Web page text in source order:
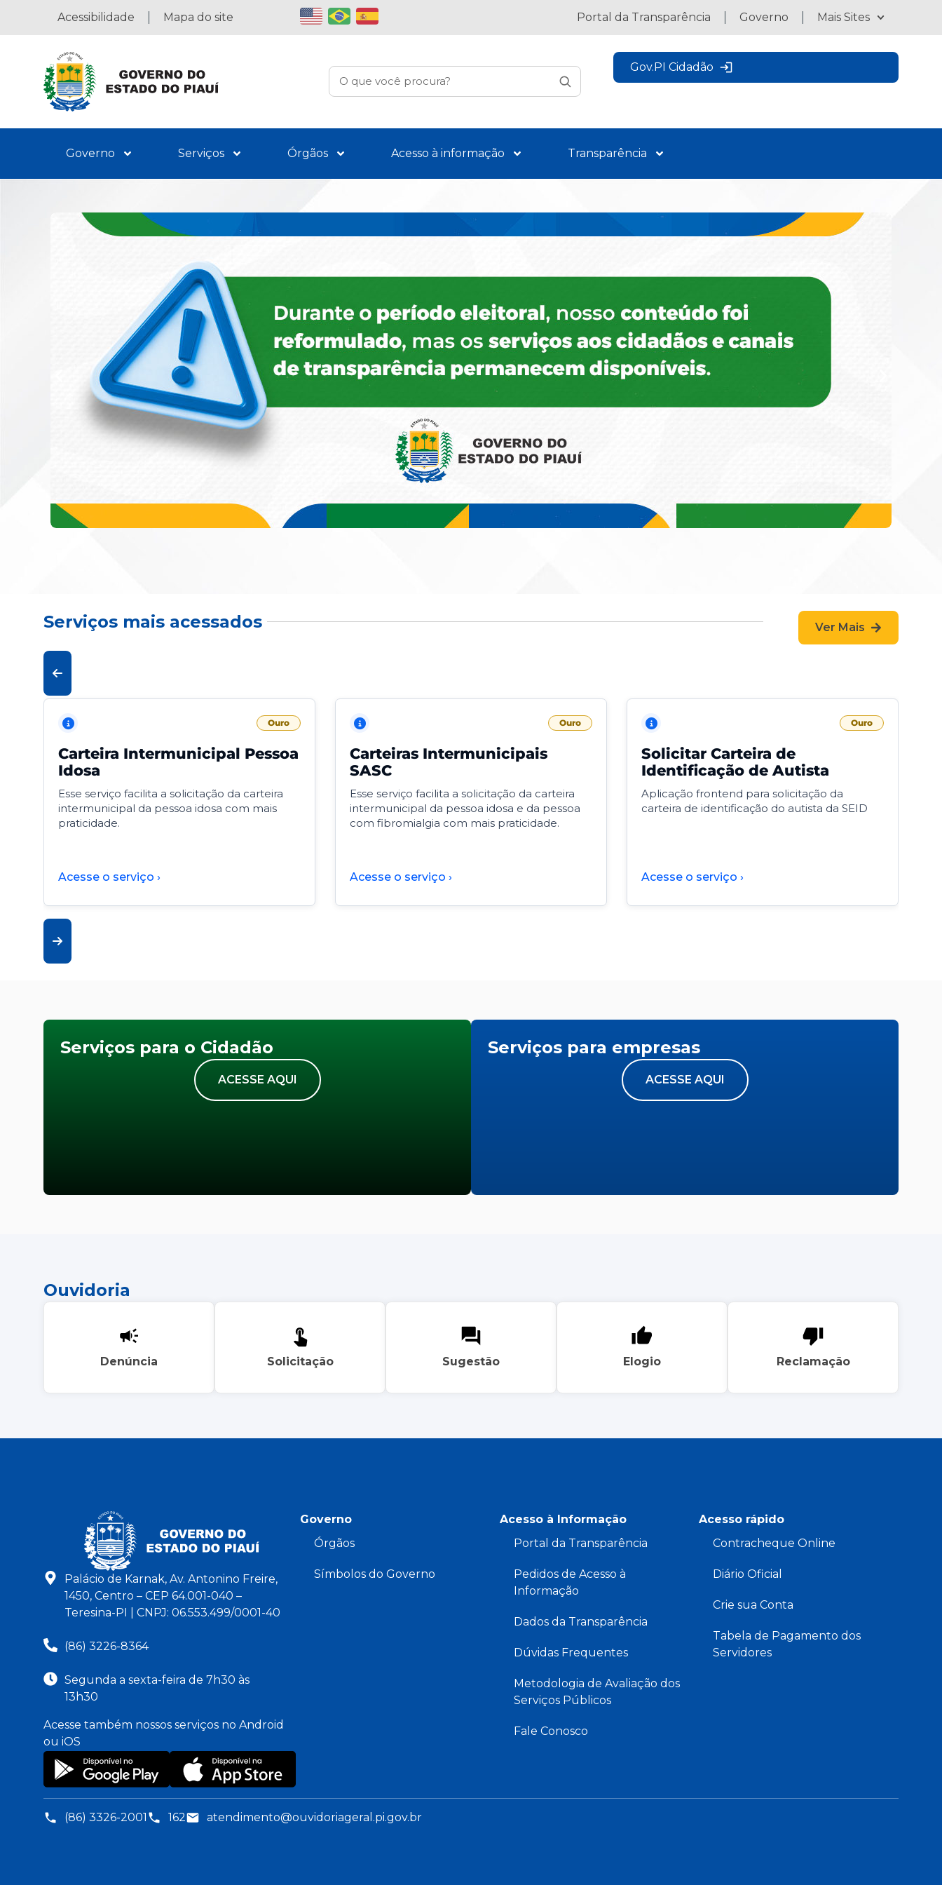
Acessibilidade Mapa do site Portal da Transparência Governo Mais Sites
Gov.PI Cidadão
Governo Serviços Órgãos Acesso à informação Transparência
Serviços mais acessados Ver Mais
Ouro
Carteira Intermunicipal Pessoa
Idosa
Esse serviço facilita a solicitação da carteira
intermunicipal da pessoa idosa com mais
praticidade.
Acesse o serviço ›
Ouro
Carteiras Intermunicipais
SASC
Esse serviço facilita a solicitação da carteira
intermunicipal da pessoa idosa e da pessoa
com fibromialgia com mais praticidade.
Acesse o serviço ›
Ouro
Solicitar Carteira de
Identificação de Autista
Aplicação frontend para solicitação da
carteira de identificação do autista da SEID
Acesse o serviço ›
Serviços para o Cidadão
ACESSE AQUI
Serviços para empresas
ACESSE AQUI
Ouvidoria
Denúncia Solicitação Sugestão Elogio Reclamação
Palácio de Karnak, Av. Antonino Freire,
1450, Centro – CEP 64.001-040 –
Teresina-PI | CNPJ: 06.553.499/0001-40
(86) 3226-8364
Segunda a sexta-feira de 7h30 às
13h30
Acesse também nossos serviços no Android
ou iOS
Governo
Órgãos
Símbolos do Governo
Acesso à Informação
Portal da Transparência
Pedidos de Acesso à
Informação
Dados da Transparência
Dúvidas Frequentes
Metodologia de Avaliação dos
Serviços Públicos
Fale Conosco
Acesso rápido
Contracheque Online
Diário Oficial
Crie sua Conta
Tabela de Pagamento dos
Servidores
(86) 3326-2001 162 atendimento@ouvidoriageral.pi.gov.br